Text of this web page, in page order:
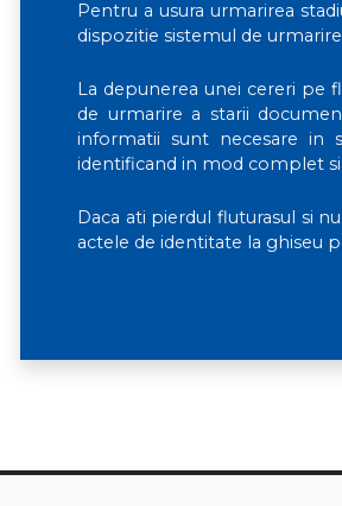
Pentru a usura urmarirea
dispozitie sistemul de
La depunerea unei cereri pe
de urmarire a starii
informatii sunt necesare in
identificand in mod complet
Daca ati pierdul fluturasul si
actele de identitate la ghiseu